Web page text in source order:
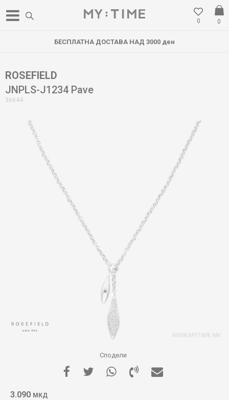
0
0
БЕСПЛАТНА ДОСТАВА НАД 3000 ден
ROSEFIELD
JNPLS-J1234 Pave
36644
Сподели
3.090 МКД